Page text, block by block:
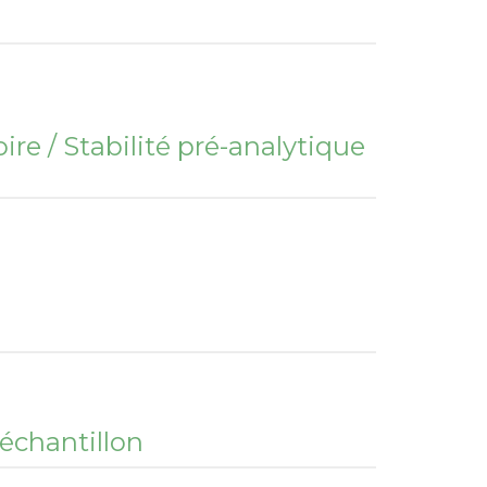
/ Stabilité pré-analytique